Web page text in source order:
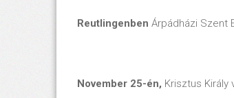
Reutlingenben Árpádházi Szent
November 25-én, Krisztus Király